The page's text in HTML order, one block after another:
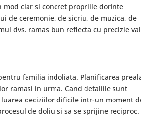
mod clar si concret propriile dorinte
de ceremonie, de sicriu, de muzica, de
dvs. ramas bun reflecta cu precizie
familia indoliata. Planificarea
ramasi in urma. Cand detaliile sunt
deciziilor dificile intr-un moment
de doliu si sa se sprijine reciproc.